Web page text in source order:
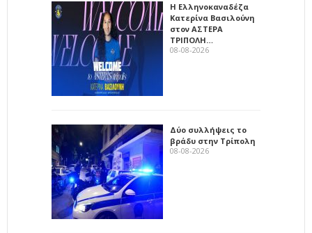
Η Ελληνοκαναδέζα
Κατερίνα Βασιλούνη
στον ΑΣΤΕΡΑ
ΤΡΙΠΟΛΗ…
08-08-2026
Δύο συλλήψεις το
βράδυ στην Τρίπολη
08-08-2026